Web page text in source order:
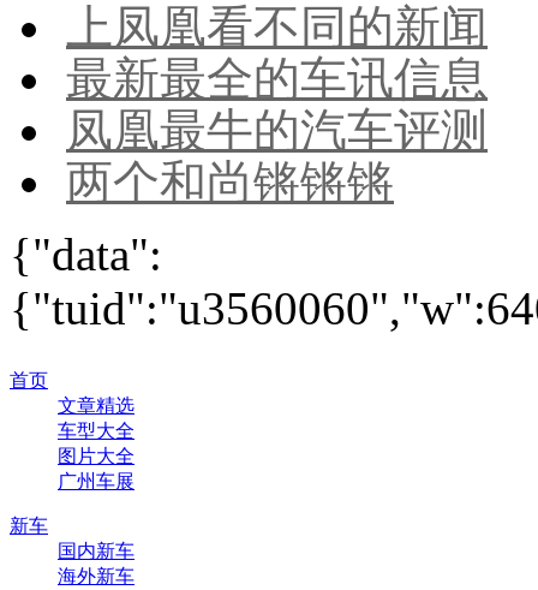
上凤凰看不同的新闻
最新最全的车讯信息
凤凰最牛的汽车评测
两个和尚锵锵锵
{"data":
首页
文章精选
车型大全
图片大全
广州车展
新车
国内新车
海外新车